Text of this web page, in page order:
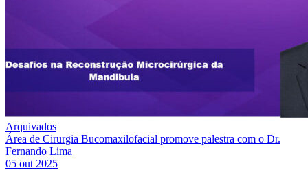
Arquivados
Área de Cirurgia Bucomaxilofacial promove palestra com o Dr.
Fernando Lima
05 out 2025